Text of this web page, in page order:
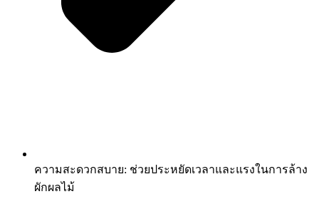
ความสะดวกสบาย: ช่วยประหยัดเวลาและแรงในการล้าง
ผักผลไม้